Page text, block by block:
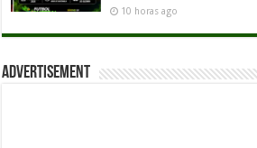
10 horas ago
Advertisement